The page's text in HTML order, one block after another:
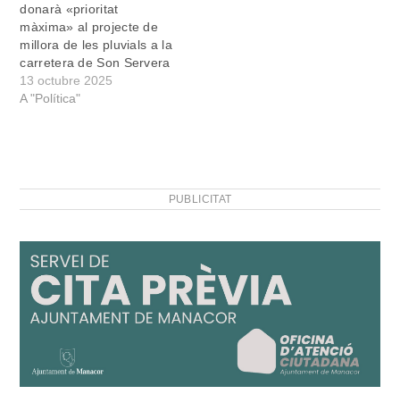
donarà «prioritat
màxima» al projecte de
millora de les pluvials a la
carretera de Son Servera
13 octubre 2025
A "Política"
PUBLICITAT